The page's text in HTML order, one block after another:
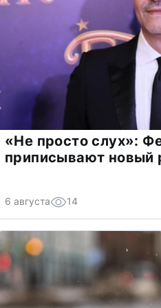
«Не просто слух»:
приписывают новый
6 августа 14